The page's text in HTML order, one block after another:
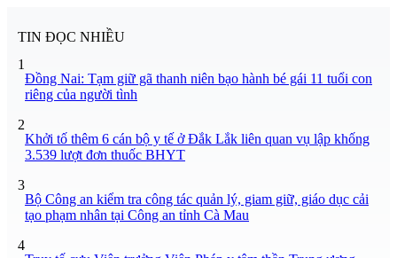
TIN ĐỌC NHIỀU
1
Đồng Nai: Tạm giữ gã thanh niên bạo hành bé gái 11 tuổi con
riêng của người tình
2
Khởi tố thêm 6 cán bộ y tế ở Đắk Lắk liên quan vụ lập khống
3.539 lượt đơn thuốc BHYT
3
Bộ Công an kiểm tra công tác quản lý, giam giữ, giáo dục cải
tạo phạm nhân tại Công an tỉnh Cà Mau
4